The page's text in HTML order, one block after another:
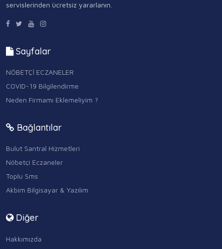
servislerinden ücretsiz yararlanın.
Sayfalar
NÖBETÇİ ECZANELER
COVID-19 Bilgilendirme
Neden Firmamı Eklemeliyim ?
Bağlantılar
Bulut Santral Hizmetleri
Nöbetçi Eczaneler
Toplu Sms
Akbim Bilgisayar & Yazılım
Diğer
Hakkımızda